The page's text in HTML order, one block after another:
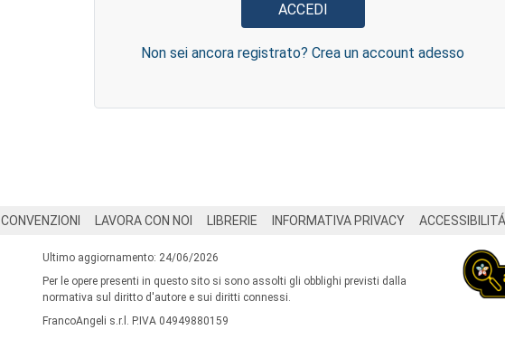
Non sei ancora registrato? Crea un account adesso
CONVENZIONI LAVORA CON NOI LIBRERIE INFORMATIVA PRIVACY ACCESSIBILITÁ
Ultimo aggiornamento: 24/06/2026
Per le opere presenti in questo sito si sono assolti gli obblighi previsti dalla
normativa sul diritto d'autore e sui diritti connessi.
FrancoAngeli s.r.l. P.IVA 04949880159